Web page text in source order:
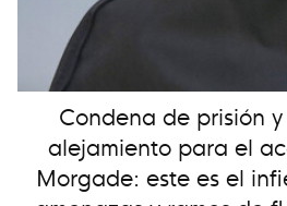
Condena de prisión
alejamiento para el
Morgade: este es el